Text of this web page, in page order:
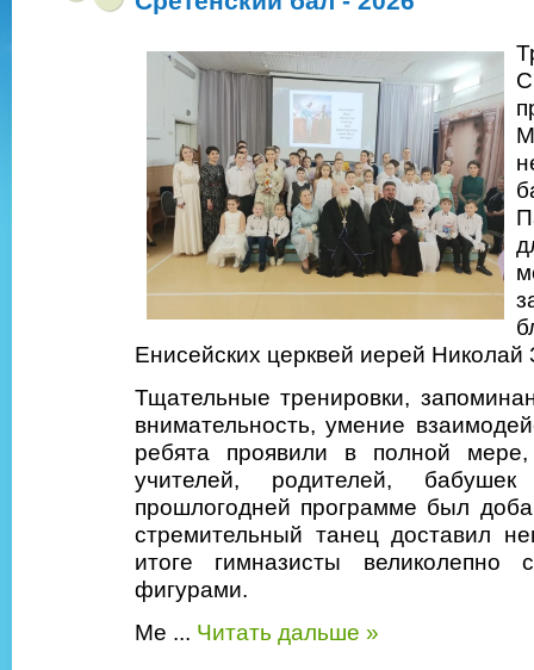
Енисейских церквей иерей Николай
Тщательные тренировки,
внимательность, умение
ребята проявили в полной
учителей, родителей,
прошлогодней программе был
стремительный танец доставил
итоге гимназисты великолепно
фигурами.
Ме ... Читать дальше »